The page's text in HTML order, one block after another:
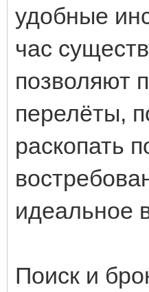
удобные
час
позволяют
перелёты,
раскопать
идеальное
Поиск и